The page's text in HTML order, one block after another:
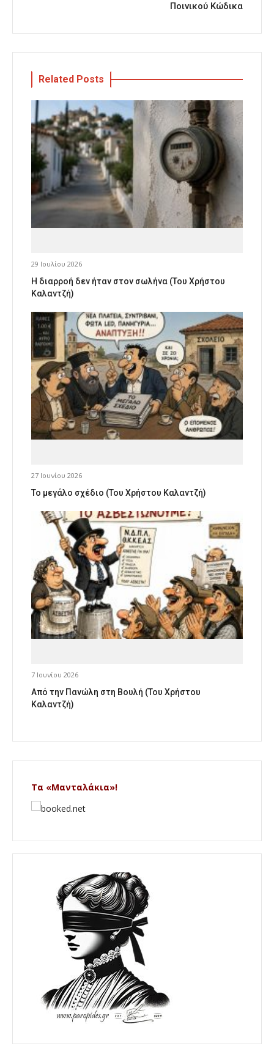
Ποινικού Κώδικα
Related Posts
29 Ιουλίου 2026
Η διαρροή δεν ήταν στον σωλήνα (Του Χρήστου
Καλαντζή)
27 Ιουνίου 2026
Το μεγάλο σχέδιο (Του Χρήστου Καλαντζή)
7 Ιουνίου 2026
Από την Πανώλη στη Βουλή (Του Χρήστου
Καλαντζή)
Τα «Μανταλάκια»!